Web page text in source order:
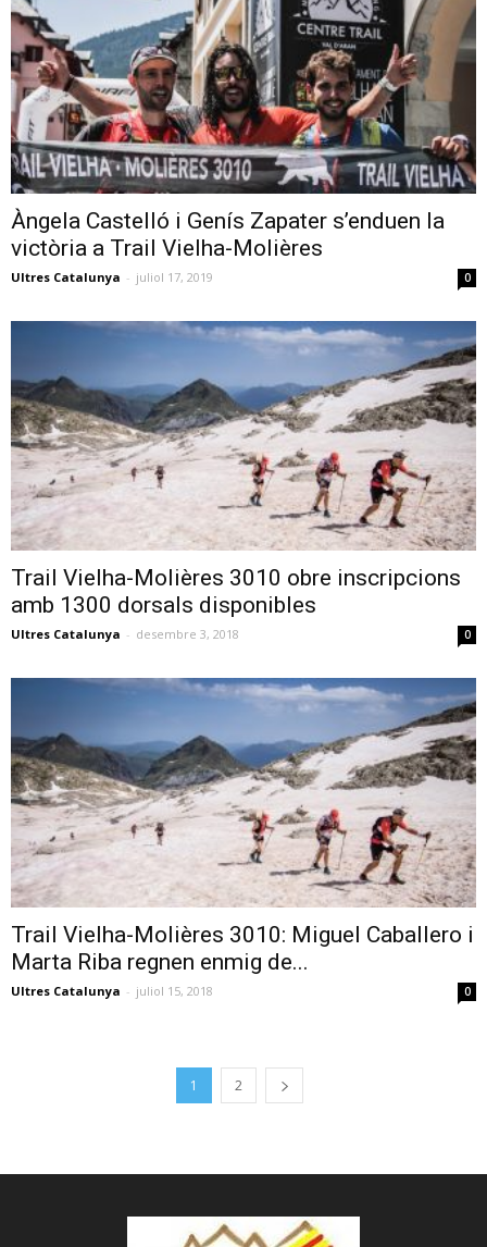
Àngela Castelló i Genís Zapater s’enduen la
victòria a Trail Vielha-Molières
Ultres Catalunya - juliol 17, 2019 0
Trail Vielha-Molières 3010 obre inscripcions
amb 1300 dorsals disponibles
Ultres Catalunya - desembre 3, 2018 0
Trail Vielha-Molières 3010: Miguel Caballero i
Marta Riba regnen enmig de...
Ultres Catalunya - juliol 15, 2018 0
1 2